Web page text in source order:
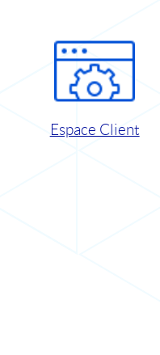
Espace Client